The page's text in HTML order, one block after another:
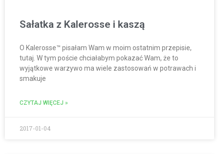
Sałatka z Kalerosse i kaszą
O Kalerosse™ pisałam Wam w moim ostatnim przepisie,
tutaj. W tym poście chciałabym pokazać Wam, że to
wyjątkowe warzywo ma wiele zastosowań w potrawach i
smakuje
CZYTAJ WIĘCEJ »
2017-01-04